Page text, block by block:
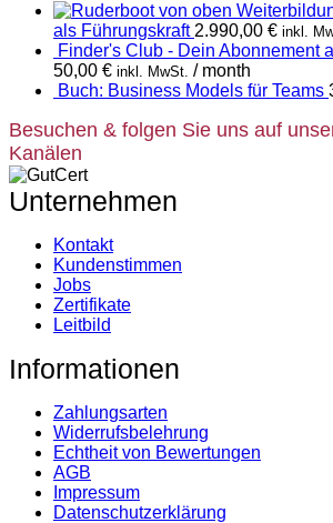
als Führungskraft 2.990,00 € inkl.
Finder's Club - Dein Abonnement
50,00 € inkl. MwSt. / month
Buch: Business Models für Teams
Besuchen & folgen Sie uns auf
Kanälen
Unternehmen
Kontakt
Kundenstimmen
Jobs
Zertifikate
Leitbild
Informationen
Zahlungsarten
Widerrufsbelehrung
Echtheit von Bewertungen
AGB
Impressum
Datenschutzerklärung